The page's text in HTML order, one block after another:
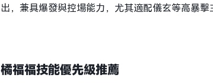
出，兼具爆發與控場能力，尤其適配儀玄等高暴擊
橘福福技能優先級推薦